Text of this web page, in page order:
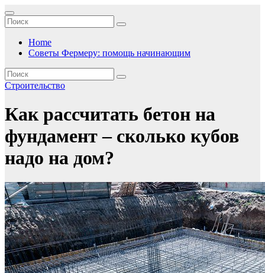
Перейти
к
содержимому
Home
Советы Фермеру: помощь начинающим
Строительство
Как рассчитать бетон на
фундамент – сколько кубов
надо на дом?